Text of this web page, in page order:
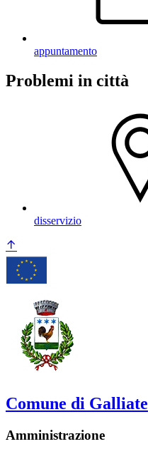
appuntamento
Problemi in città
disservizio
Comune di Galliate
Amministrazione